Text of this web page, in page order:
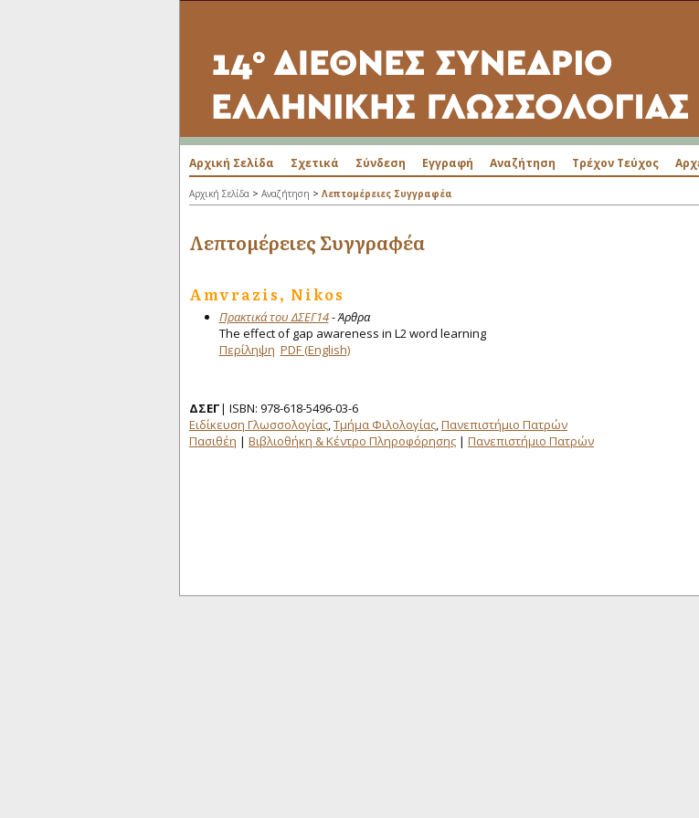
Αρχική Σελίδα Σχετικά Σύνδεση Εγγραφή Αναζήτηση Τρέχον Τεύχος
Αρχική Σελίδα > Αναζήτηση > Λεπτομέρειες Συγγραφέα
Λεπτομέρειες Συγγραφέα
Amvrazis, Nikos
Πρακτικά του ΔΣΕΓ14- Άρθρα
The effect of gap awareness in L2 word learning
Περίληψη PDF (English)
ΔΣΕΓ| ISBN: 978-618-5496-03-6
Ειδίκευση Γλωσσολογίας,Τμήμα Φιλολογίας,Πανεπιστήμιο Πατρών
Πασιθέη | Βιβλιοθήκη & Κέντρο Πληροφόρησης | Πανεπιστήμιο Πατρών